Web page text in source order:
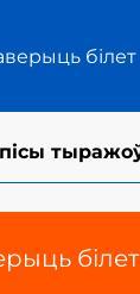
білет
білет